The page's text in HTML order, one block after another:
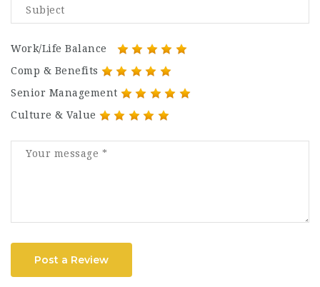
Work/Life Balance
Comp & Benefits
Senior Management
Culture & Value
Post a Review